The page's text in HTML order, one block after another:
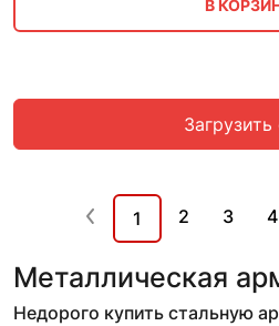
В
1 2 3 4
Металлическая
Недорого купить стальную